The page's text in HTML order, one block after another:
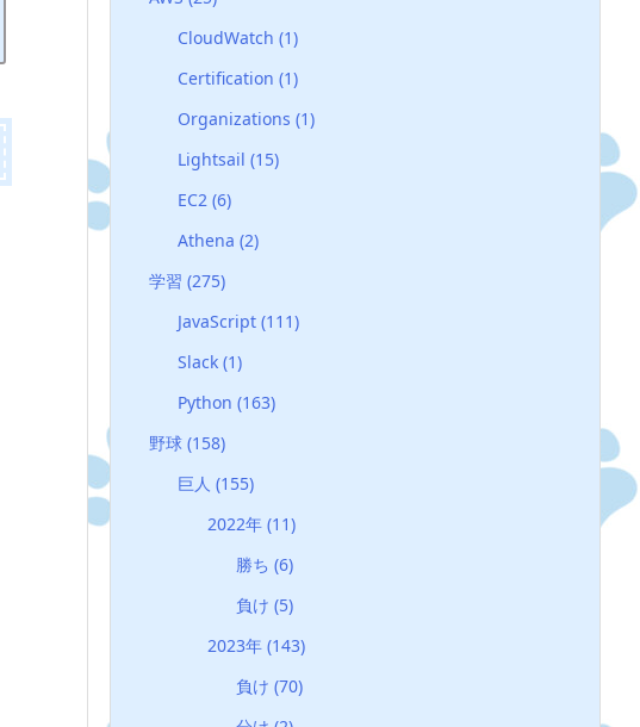
CloudWatch(1)
Certification(1)
Organizations(1)
Lightsail(15)
EC2(6)
Athena(2)
学習 (275)
JavaScript(111)
Slack(1)
Python(163)
野球 (158)
巨人(155)
2022年 (11)
勝ち(6)
負け(5)
2023年 (143)
負け(70)